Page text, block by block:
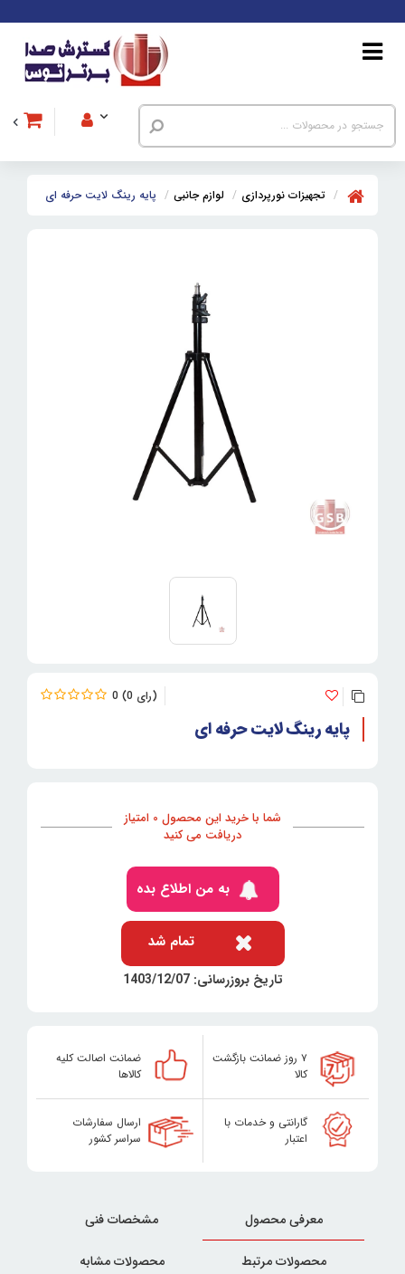
تجهیزات نورپردازی لوازم جانبی پایه رینگ لایت حرفه ای
0 0
پایه رینگ لایت حرفه ای
شما با خرید این محصول 0 امتیاز
دریافت می کنید
به من اطلاع بده
تمام شد
تاریخ بروزرسانی: 1403/12/07
۷ روز ضمانت بازگشت
کالا
ضمانت اصالت کلیه
کالاها
گارانتی و خدمات با
اعتبار
ارسال سفارشات
سراسر کشور
معرفی محصول مشخصات فنی
محصولات مرتبط محصولات مشابه